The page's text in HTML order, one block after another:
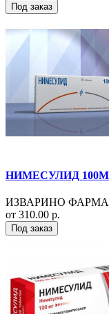
Под заказ
НИМЕСУЛИД
ИЗВАРИНО
от 310.00 р.
Под заказ